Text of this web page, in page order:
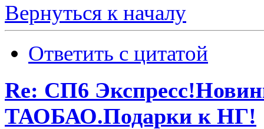
Вернуться к началу
Ответить с цитатой
Re: СП6
ТАОБАО.Подарки к НГ!